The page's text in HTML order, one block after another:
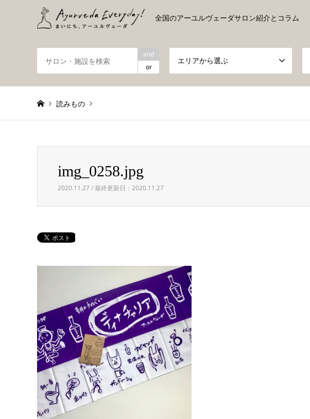
全国のアーユルヴェーダサロン紹介とコラム
and
or
エリアから選ぶ
読みもの
img_0258.jpg
img_0258.jpg
2020.11.27 / 最終更新日：2020.11.27